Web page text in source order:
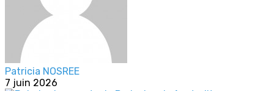
Patricia NOSREE
7 juin 2026